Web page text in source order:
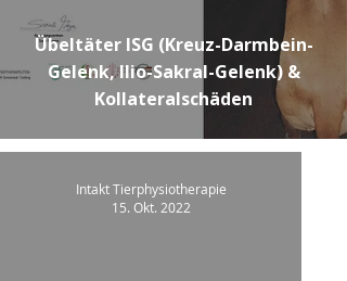
Übeltäter ISG (Kreuz-Darmbein-
Gelenk, Ilio-Sakral-Gelenk) &
Kollateralschäden
Intakt Tierphysiotherapie
15. Okt. 2022